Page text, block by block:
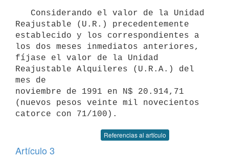
Reajustable (U.R.) precedentemente
establecido y los correspondientes a
los dos meses inmediatos anteriores,
fíjase el valor de la Unidad
Reajustable Alquileres (U.R.A.) del
mes de
noviembre de 1991 en N$ 20.914,71
(nuevos pesos veinte mil novecientos
Referencias al artículo
Artículo 3